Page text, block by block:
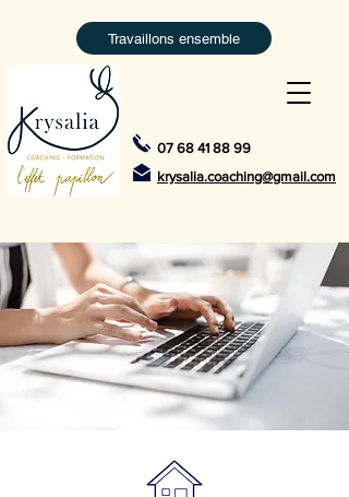
Travaillons ensemble
07 68 41 88 99
krysalia.coaching@gmail.com